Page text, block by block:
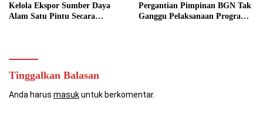
Kelola Ekspor Sumber Daya
Alam Satu Pintu Secara
Pergantian Pimpinan BGN Tak
Ganggu Pelaksanaan Program
Tinggalkan Balasan
Anda harus masukuntuk berkomentar.